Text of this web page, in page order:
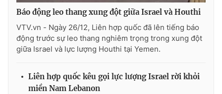
® Cấm sao chép dưới mọi hình thức nếu không có sự chấp
thuận bằng văn bản. Ghi rõ nguồn VTV.vn khi phát hành lại
thông tin từ website này.
Báo động leo thang xung đột giữa Israel và Houthi
VTV.vn - Ngày 26/12, Liên hợp quốc đã lên tiếng báo
động trước sự leo thang nghiêm trọng trong xung đột
giữa Israel và lực lượng Houthi tại Yemen.
Liên hợp quốc kêu gọi lực lượng Israel rời khỏi
miền Nam Lebanon